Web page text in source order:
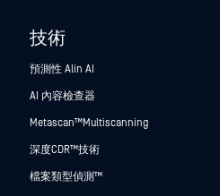
技術
預測性 Alin AI
AI 內容檢查器
Metascan™ Multiscanning
深度CDR™技術
檔案類型偵測™